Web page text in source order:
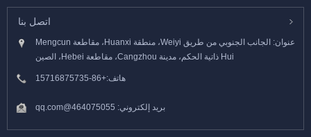
اتصل بنا
عنوان: الجانب الجنوبي من طريق Weiyi، منطقة Huanxi، مقاطعة Mengcun
Hui ذاتية الحكم، مدينة Cangzhou، مقاطعة Hebei، الصين
هاتف:+86-15716875735
بريد إلكتروني: 464075055@qq.com